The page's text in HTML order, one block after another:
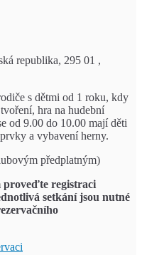
republika, 295 01 ,
s dětmi od 1 roku, kdy
hra na hudební
od 9.00 do 10.00 mají děti
a vybavení herny.
předplatným)
registraci
setkání jsou nutné